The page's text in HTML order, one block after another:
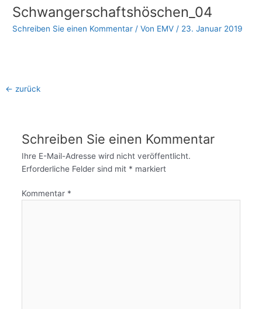
Schwangerschaftshöschen_04
Schreiben Sie einen Kommentar / Von EMV / 23. Januar 2019
← zurück
Schreiben Sie einen Kommentar
Ihre E-Mail-Adresse wird nicht veröffentlicht.
Erforderliche Felder sind mit * markiert
Kommentar *